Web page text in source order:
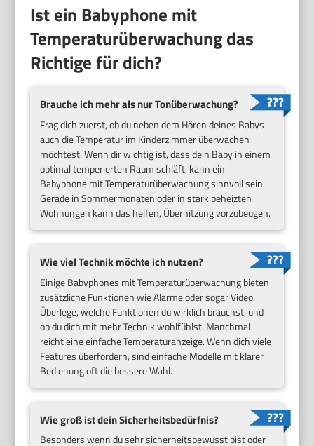
Ist ein Babyphone mit
Temperaturüberwachung das
Richtige für dich?
Brauche ich mehr als nur Tonüberwachung?
Frag dich zuerst, ob du neben dem Hören deines Babys
auch die Temperatur im Kinderzimmer überwachen
möchtest. Wenn dir wichtig ist, dass dein Baby in einem
optimal temperierten Raum schläft, kann ein
Babyphone mit Temperaturüberwachung sinnvoll sein.
Gerade in Sommermonaten oder in stark beheizten
Wohnungen kann das helfen, Überhitzung vorzubeugen.
Wie viel Technik möchte ich nutzen?
Einige Babyphones mit Temperaturüberwachung bieten
zusätzliche Funktionen wie Alarme oder sogar Video.
Überlege, welche Funktionen du wirklich brauchst, und
ob du dich mit mehr Technik wohlfühlst. Manchmal
reicht eine einfache Temperaturanzeige. Wenn dich viele
Features überfordern, sind einfache Modelle mit klarer
Bedienung oft die bessere Wahl.
Wie groß ist dein Sicherheitsbedürfnis?
Besonders wenn du sehr sicherheitsbewusst bist oder